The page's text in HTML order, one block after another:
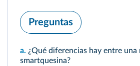
Preguntas
a. ¿Qué diferencias hay entre una
smartquesina?